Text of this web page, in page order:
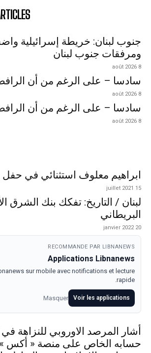
جنوب لبنان: خريطة إسرائيلية
ومرفقات جنوب لبنان
8 août 2026
سادسا – على الرغم من أن
8 août 2026
سادسا – على الرغم من أن
8 août 2026
ابراهيم معلوف استثنائي في
15 juillet 2021
لبنان / التاريخ: تفكك بنك الشرق
البريطاني
20 janvier 2022
RECOMMANDE PAR LIBNANEWS
Applications Libnanews
sur mobile avec notifications et lecture
rapide.
Voir les applications
Masquer
أشار المرصد الاوروبي للنزاهة في
حسابه الخاص على منصة « أكس »